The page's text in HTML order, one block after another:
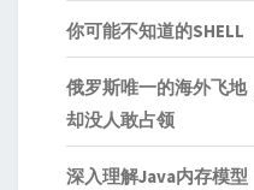
你可能不知道的SHELL
俄罗斯唯一的海外飞
却没人敢占领
深入理解Java内存模